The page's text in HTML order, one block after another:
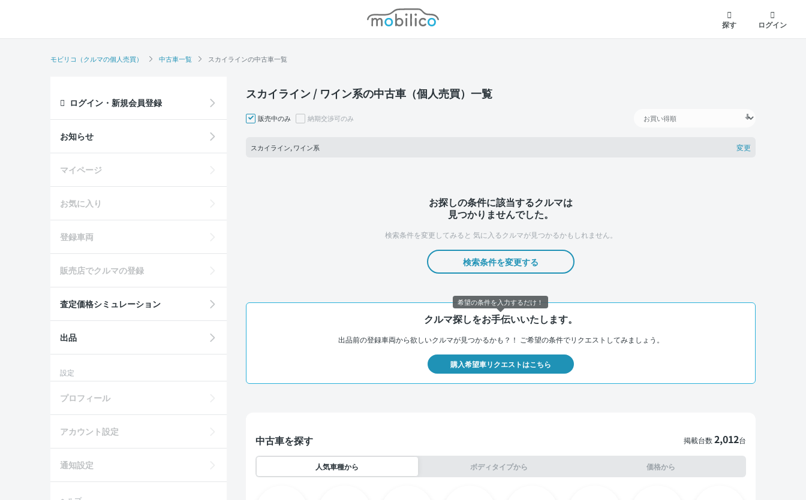
モビリコ
探す
ログイン
モビリコ（クルマの個人売買） 中古車一覧 スカイラインの中古車一覧
スカイライン / ワイン系の中古車（個人売買）一覧
販売中のみ 納期交渉可のみ
スカイライン, ワイン系 変更
お探しの条件に該当するクルマは
見つかりませんでした。
検索条件を変更してみると 気に入るクルマが見つかるかもしれません。
検索条件を変更する
クルマ探しをお手伝いいたします。
出品前の登録車両から欲しいクルマが見つかるかも？！ ご希望の条件でリクエストしてみましょう。
購入希望車リクエストはこちら
中古車を探す 掲載台数2,012台
人気車種から ボディタイプから 価格から
ログイン・新規会員登録
お知らせ
マイページ
お気に入り
登録車両
販売店でクルマの登録
査定価格シミュレーション
出品
設定
プロフィール
アカウント設定
通知設定
希望の条件を入力するだけ！